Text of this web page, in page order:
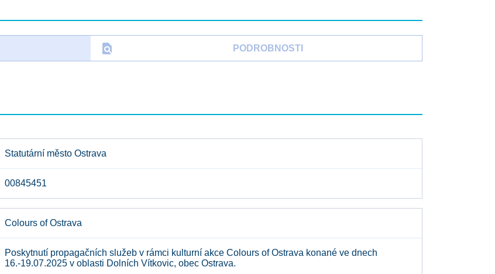
find_in_page PODROBNOSTI
Statutární město Ostrava
00845451
Colours of Ostrava
Poskytnutí propagačních služeb v rámci kulturní akce Colours of Ostrava konané ve dnech
16.-19.07.2025 v oblasti Dolních Vítkovic, obec Ostrava.